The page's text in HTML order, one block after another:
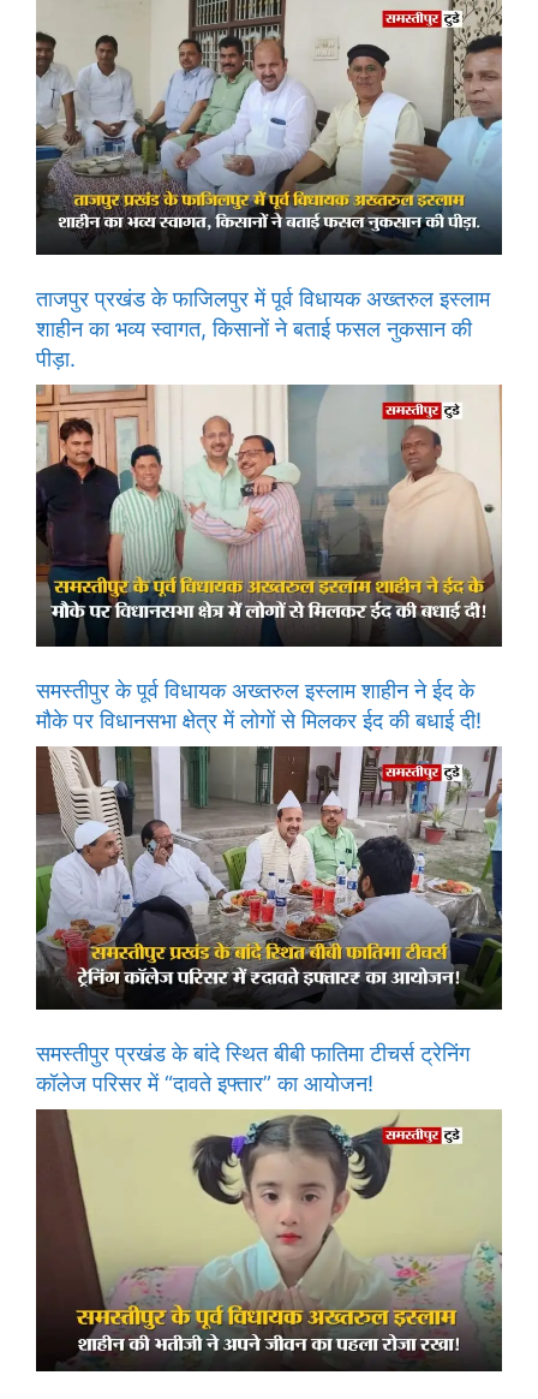
ताजपुर प्रखंड के फाजिलपुर में पूर्व विधायक अख्तरुल इस्लाम
शाहीन का भव्य स्वागत, किसानों ने बताई फसल नुकसान की
पीड़ा.
समस्तीपुर के पूर्व विधायक अख्तरुल इस्लाम शाहीन ने ईद के
मौके पर विधानसभा क्षेत्र में लोगों से मिलकर ईद की बधाई दी!
समस्तीपुर प्रखंड के बांदे स्थित बीबी फातिमा टीचर्स ट्रेनिंग
कॉलेज परिसर में “दावते इफ्तार” का आयोजन!